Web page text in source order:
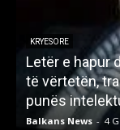
KRYESORE
Letër e hapur
të vërtetën,
punës
Balkans News - 4